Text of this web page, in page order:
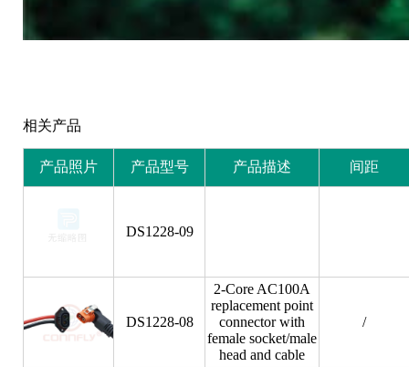
相关产品
产品照片 产品型号 产品描述 间距
DS1228-09
DS1228-08
2-Core AC100A
replacement point
connector with
female socket/male
head and cable
/